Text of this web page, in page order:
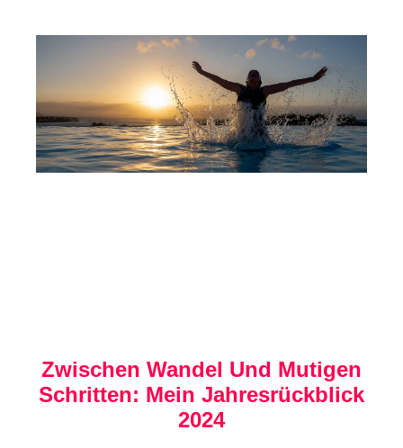
Zwischen Wandel Und Mutigen
Schritten: Mein Jahresrückblick
2024